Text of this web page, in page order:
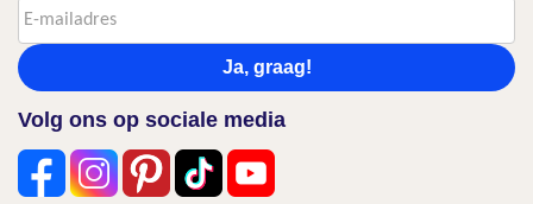
Ja, graag!
Volg ons op sociale media